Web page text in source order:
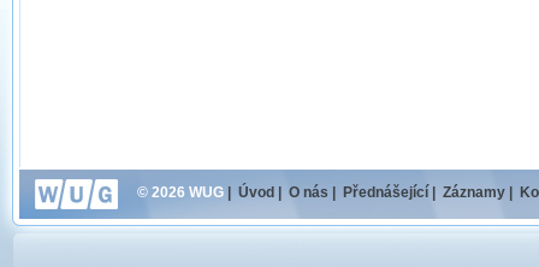
© 2026 WUG Úvod O nás Přednášející Záznamy